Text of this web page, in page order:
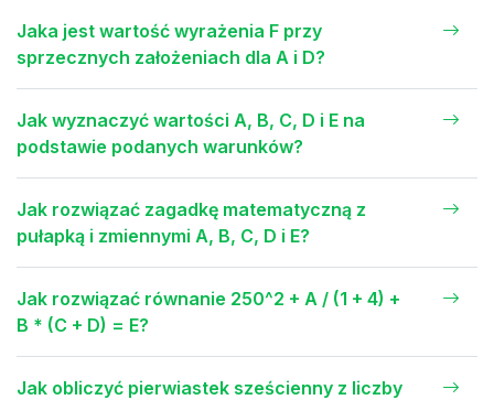
Jaka jest wartość wyrażenia F przy
sprzecznych założeniach dla A i D?
Jak wyznaczyć wartości A, B, C, D i E na
podstawie podanych warunków?
Jak rozwiązać zagadkę matematyczną z
pułapką i zmiennymi A, B, C, D i E?
Jak rozwiązać równanie 250^2 + A / (1 + 4) +
B * (C + D) = E?
Jak obliczyć pierwiastek sześcienny z liczby